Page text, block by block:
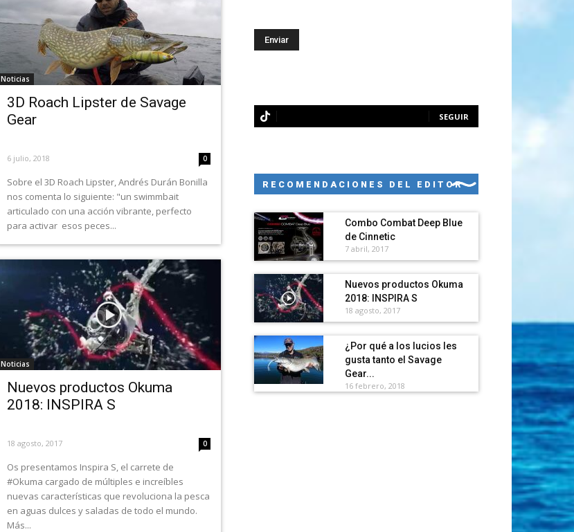
Noticias
3D Roach Lipster de Savage
Gear
6 julio, 2018 0
Sobre el 3D Roach Lipster, Andrés Durán Bonilla
nos comenta lo siguiente: "un swimmbait
articulado con una acción vibrante, perfecto
para activar esos peces...
Noticias
Nuevos productos Okuma
2018: INSPIRA S
18 agosto, 2017 0
Os presentamos Inspira S, el carrete de
#Okuma cargado de múltiples e increíbles
nuevas características que revoluciona la pesca
en aguas dulces y saladas de todo el mundo.
Más...
SEGUIR
RECOMENDACIONES DEL EDITOR
Combo Combat Deep Blue
de Cinnetic
7 abril, 2017
Nuevos productos Okuma
2018: INSPIRA S
18 agosto, 2017
¿Por qué a los lucios les
gusta tanto el Savage
Gear...
16 febrero, 2018